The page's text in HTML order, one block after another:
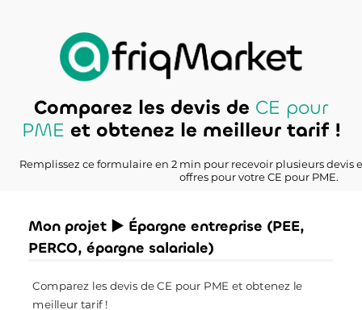
Comparez les devis de CE pour
PME et obtenez le meilleur tarif !
Remplissez ce formulaire en 2 min pour recevoir plusieurs devis
offres pour votre CE pour PME.
Mon projet ► Épargne entreprise (PEE,
PERCO, épargne salariale)
Comparez les devis de CE pour PME et obtenez le
meilleur tarif !